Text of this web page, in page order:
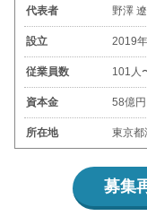
代表者 野澤 遼
設立 2019
従業員数 101人
資本金 58億
所在地 東京
募集